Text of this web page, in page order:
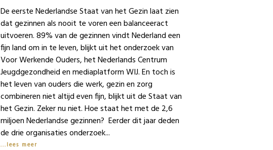
De eerste Nederlandse Staat van het Gezin laat zien
dat gezinnen als nooit te voren een balanceeract
uitvoeren. 89% van de gezinnen vindt Nederland een
fijn land om in te leven, blijkt uit het onderzoek van
Voor Werkende Ouders, het Nederlands Centrum
Jeugdgezondheid en mediaplatform WIJ. En toch is
het leven van ouders die werk, gezin en zorg
combineren niet altijd even fijn, blijkt uit de Staat van
het Gezin. Zeker nu niet. Hoe staat het met de 2,6
miljoen Nederlandse gezinnen? Eerder dit jaar deden
de drie organisaties onderzoek...
lees meer